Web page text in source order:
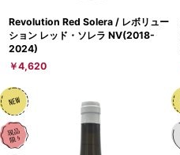
Revolution Red Solera / レボリュー
ション レッド・ソレラ NV(2018-
2024)
￥4,620